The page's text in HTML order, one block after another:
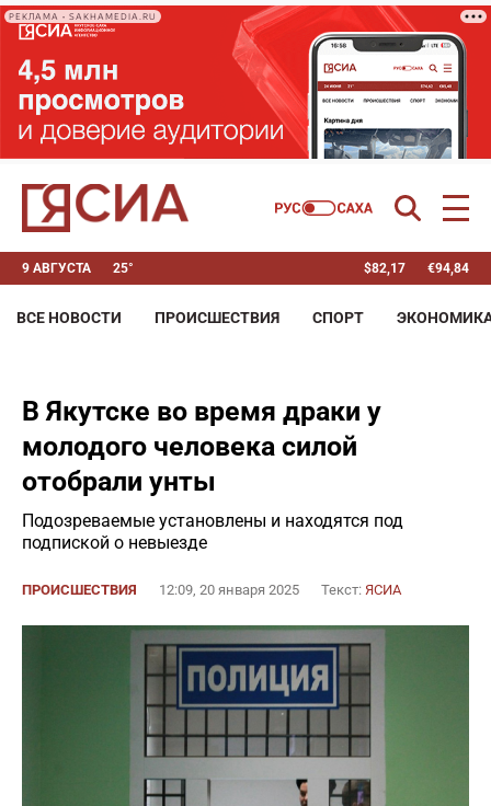
РЕКЛАМА • SAKHAMEDIA.RU
9 АВГУСТА 25° $82,17 €94,84
ВСЕ НОВОСТИ ПРОИСШЕСТВИЯ СПОРТ
В Якутске во время драки у
молодого человека силой
отобрали унты
Подозреваемые установлены и находятся под
подпиской о невыезде
ПРОИСШЕСТВИЯ 12:09, 20 января 2025 Текст: ЯСИА